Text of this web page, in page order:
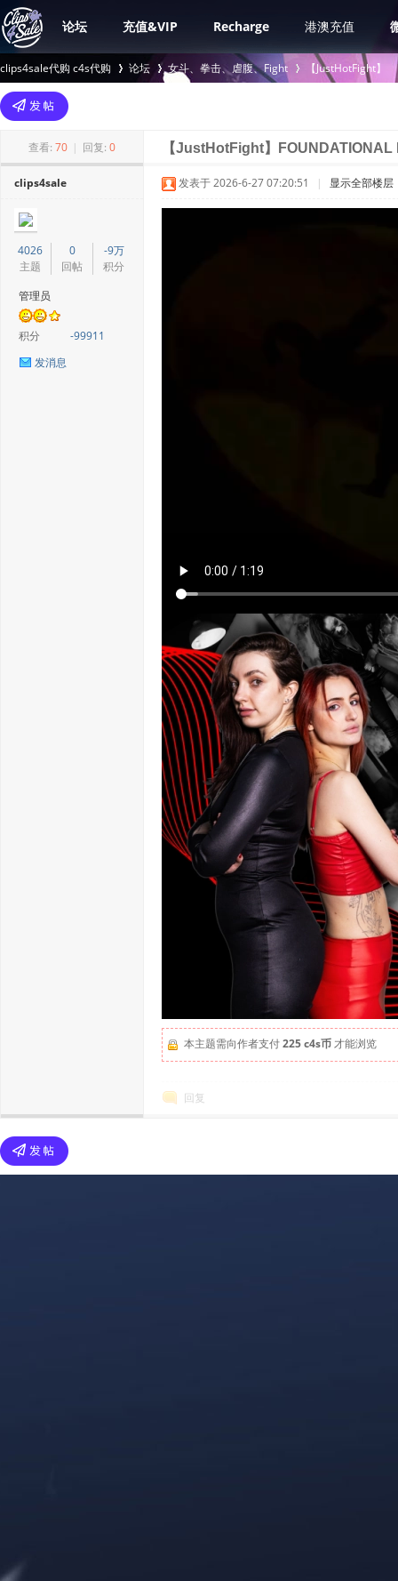
论坛 充值&VIP Recharge 港澳充值
clips4sale代购 c4s代购
>
论坛 女斗、拳击、虐腹、Fight
›
【JustHotFight】
查看: 70 | 回复: 0 【JustHotFight】FOUNDATIONAL
clips4sale
4026
主题
0
回帖
-9万
积分
管理员
积分
-99911
发消息
发表于 2026-6-27 07:20:51 | 显示全部楼层
本主题需向作者支付225 c4s币才能浏览
回复